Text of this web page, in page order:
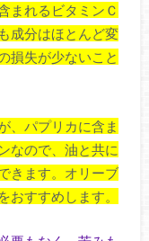
まれるビタミンＣ
成分はほとんど変
損失が少ないこと
、パプリカに含ま
なので、油と共に
きます。オリーブ
おすすめします。